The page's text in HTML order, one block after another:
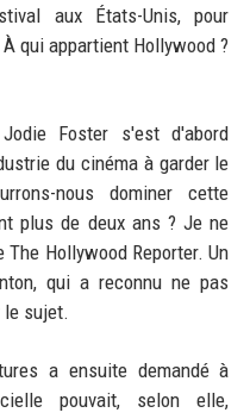
aux États-Unis, pour
qui appartient Hollywood ?
Foster s'est d'abord
du cinéma à garder le
nous dominer cette
plus de deux ans ? Je ne
Hollywood Reporter. Un
qui a reconnu ne pas
le sujet.
a ensuite demandé à
pouvait, selon elle,